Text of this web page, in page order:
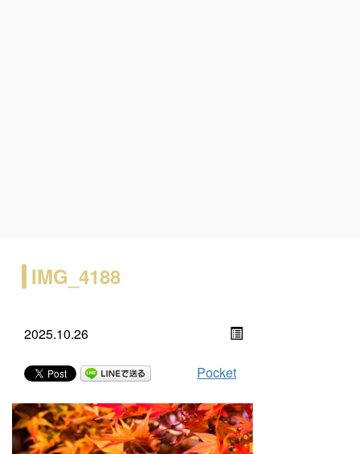
IMG_4188
2025.10.26
Pocket